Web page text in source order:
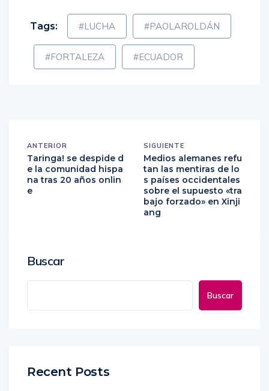
Tags: #LUCHA #PAOLAROLDÁN
#FORTALEZA #ECUADOR
ANTERIOR
Taringa! se despide d
e la comunidad hispa
na tras 20 años onlin
e
SIGUIENTE
Medios alemanes refu
tan las mentiras de lo
s países occidentales
sobre el supuesto «tra
bajo forzado» en Xinji
ang
Buscar
Buscar
Recent Posts